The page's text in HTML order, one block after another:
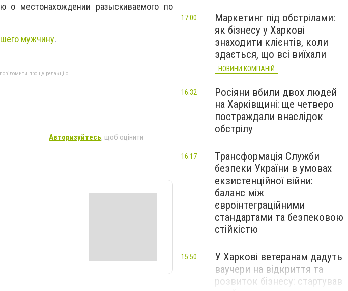
о местонахождении разыскиваемого по
мужчину.
про це редакцію
Авторизуйтесь, щоб оцінити
Маркетинг під обстрілами:
як бізнесу у Харкові
знаходити клієнтів, коли
здається, що всі виїхали
НОВИНИ КОМПАНІЙ
17:00
Росіяни вбили двох людей
на Харківщині: ще четверо
постраждали внаслідок
обстрілу
16:32
Трансформація Служби
безпеки України в умовах
екзистенційної війни:
баланс між
євроінтеграційними
стандартами та безпековою
стійкістю
16:17
У Харкові ветеранам дадуть
ваучери на відкриття та
розвиток бізнесу: стартував
15:50